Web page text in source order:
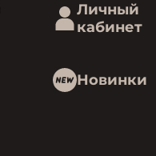
Личный
кабинет
Новинки